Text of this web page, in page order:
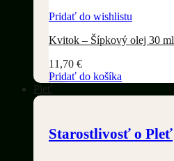
Pridať do wishlistu
Kvitok – Šípkový olej 30 ml
11,70 €
Pridať do košíka
Pleť
Starostlivosť o Pleť